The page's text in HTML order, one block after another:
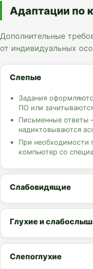
Адаптации по
Дополнительные
от индивидуальных
Слепые
Задания
ПО или
Письменные ответы
надиктовываются
При необходимости
компьютер со
Слабовидящие
Глухие и
Слепоглухие